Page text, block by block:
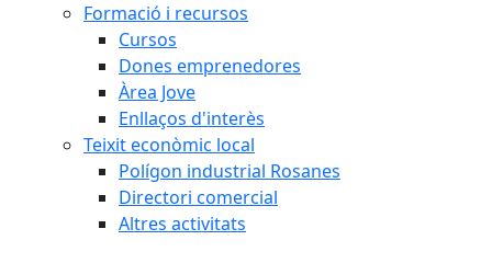
Formació i recursos
Cursos
Dones emprenedores
Àrea Jove
Enllaços d'interès
Teixit econòmic local
Polígon industrial Rosanes
Directori comercial
Altres activitats